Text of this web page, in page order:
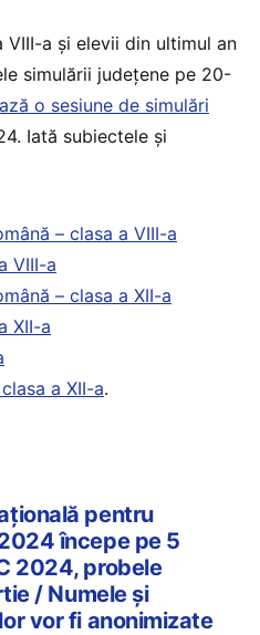
a și elevii din ultimul an
simulării județene pe 20-
o sesiune de simulări
Iată subiectele și
– clasa a VIII-a
VIII-a
– clasa a XII-a
XII-a
a XII-a.
pentru
începe pe 5
2024, probele
/ Numele și
vor fi anonimizate